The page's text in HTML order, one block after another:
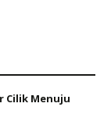
Cilik Menuju